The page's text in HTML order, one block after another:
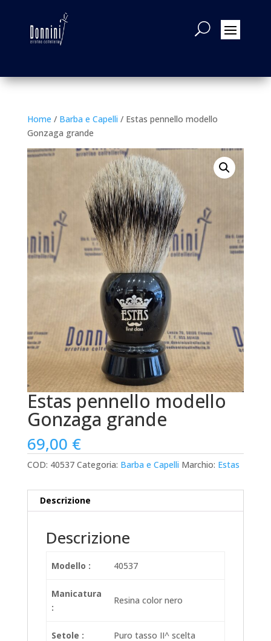
Home / Barba e Capelli / Estas pennello modello
Gonzaga grande
Estas pennello modello
Gonzaga grande
69,00 €
COD: 40537 Categoria: Barba e Capelli Marchio: Estas
Descrizione
Descrizione
Modello : 40537
Manicatura
:
Resina color nero
Setole : Puro tasso II^ scelta